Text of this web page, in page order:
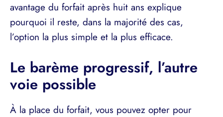
avantage du forfait après huit ans explique
pourquoi il reste, dans la majorité des cas,
l’option la plus simple et la plus efficace.
Le barème progressif, l’autre
voie possible
À la place du forfait, vous pouvez opter pour